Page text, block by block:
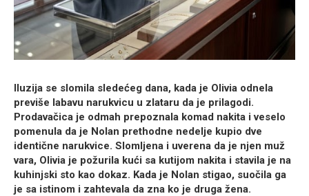
Iluzija se slomila sledećeg dana, kada je Olivia odnela
previše labavu narukvicu u zlataru da je prilagodi.
Prodavačica je odmah prepoznala komad nakita i veselo
pomenula da je Nolan prethodne nedelje kupio dve
identične narukvice. Slomljena i uverena da je njen muž
vara, Olivia je požurila kući sa kutijom nakita i stavila je na
kuhinjski sto kao dokaz. Kada je Nolan stigao, suočila ga
je sa istinom i zahtevala da zna ko je druga žena.